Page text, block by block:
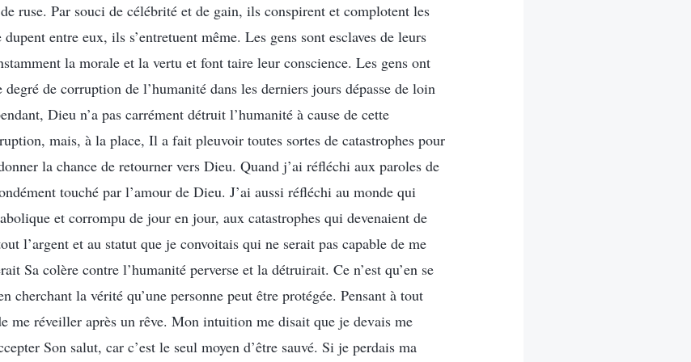
ruse. Par souci de célébrité et de gain, ils conspirent et complotent les
entre eux, ils s’entretuent même. Les gens sont esclaves de leurs
la morale et la vertu et font taire leur conscience. Les gens ont
de corruption de l’humanité dans les derniers jours dépasse de loin
Dieu n’a pas carrément détruit l’humanité à cause de cette
mais, à la place, Il a fait pleuvoir toutes sortes de catastrophes pour
la chance de retourner vers Dieu. Quand j’ai réfléchi aux paroles de
touché par l’amour de Dieu. J’ai aussi réfléchi au monde qui
et corrompu de jour en jour, aux catastrophes qui devenaient de
l’argent et au statut que je convoitais qui ne serait pas capable de me
Sa colère contre l’humanité perverse et la détruirait. Ce n’est qu’en se
cherchant la vérité qu’une personne peut être protégée. Pensant à tout
me réveiller après un rêve. Mon intuition me disait que je devais me
Son salut, car c’est le seul moyen d’être sauvé. Si je perdais ma